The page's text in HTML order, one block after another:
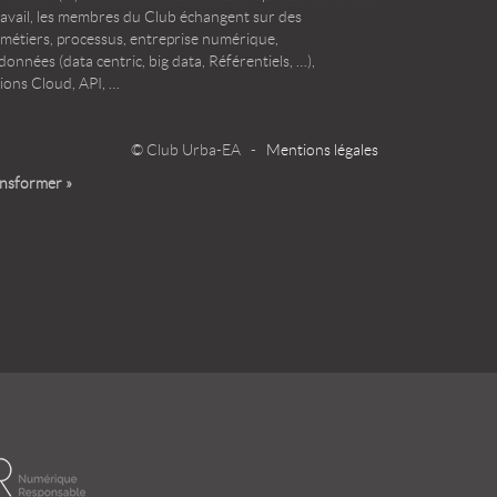
les membres du Club échangent sur des
processus, entreprise numérique,
(data centric, big data, Référentiels, …),
Cloud, API, …
© Club Urba-EA - Mentions légales
»